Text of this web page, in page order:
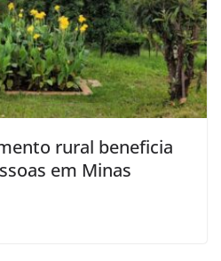
rural beneficia
em Minas